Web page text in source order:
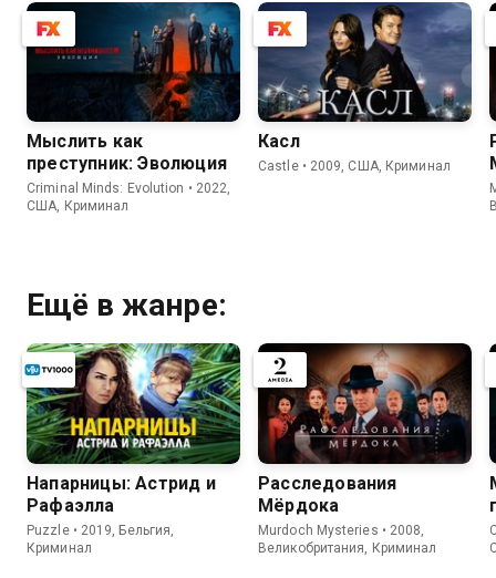
Мыслить как
преступник: Эволюция
Criminal Minds: Evolution • 2022,
США, Криминал
Касл
Castle • 2009, США, Криминал
Ещё в жанре:
Напарницы: Астрид и
Рафаэлла
Puzzle • 2019, Бельгия,
Криминал
Расследования
Мёрдока
Murdoch Mysteries • 2008,
Великобритания, Криминал